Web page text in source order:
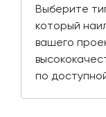
Выберите
который
вашего
по